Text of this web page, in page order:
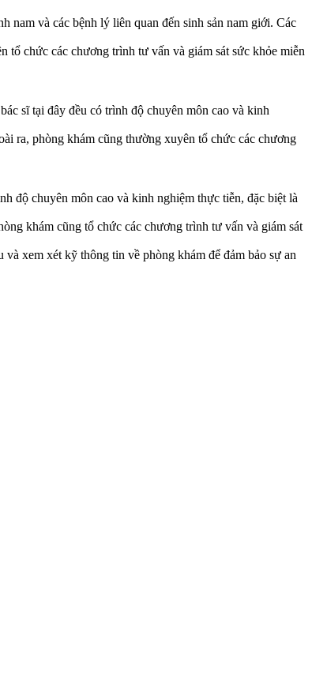
và các bệnh lý liên quan đến sinh sản nam giới. Các
tổ chức các chương trình tư vấn và giám sát sức khỏe miễn
sĩ tại đây đều có trình độ chuyên môn cao và kinh
ra, phòng khám cũng thường xuyên tổ chức các chương
độ chuyên môn cao và kinh nghiệm thực tiễn, đặc biệt là
khám cũng tổ chức các chương trình tư vấn và giám sát
xem xét kỹ thông tin về phòng khám để đảm bảo sự an